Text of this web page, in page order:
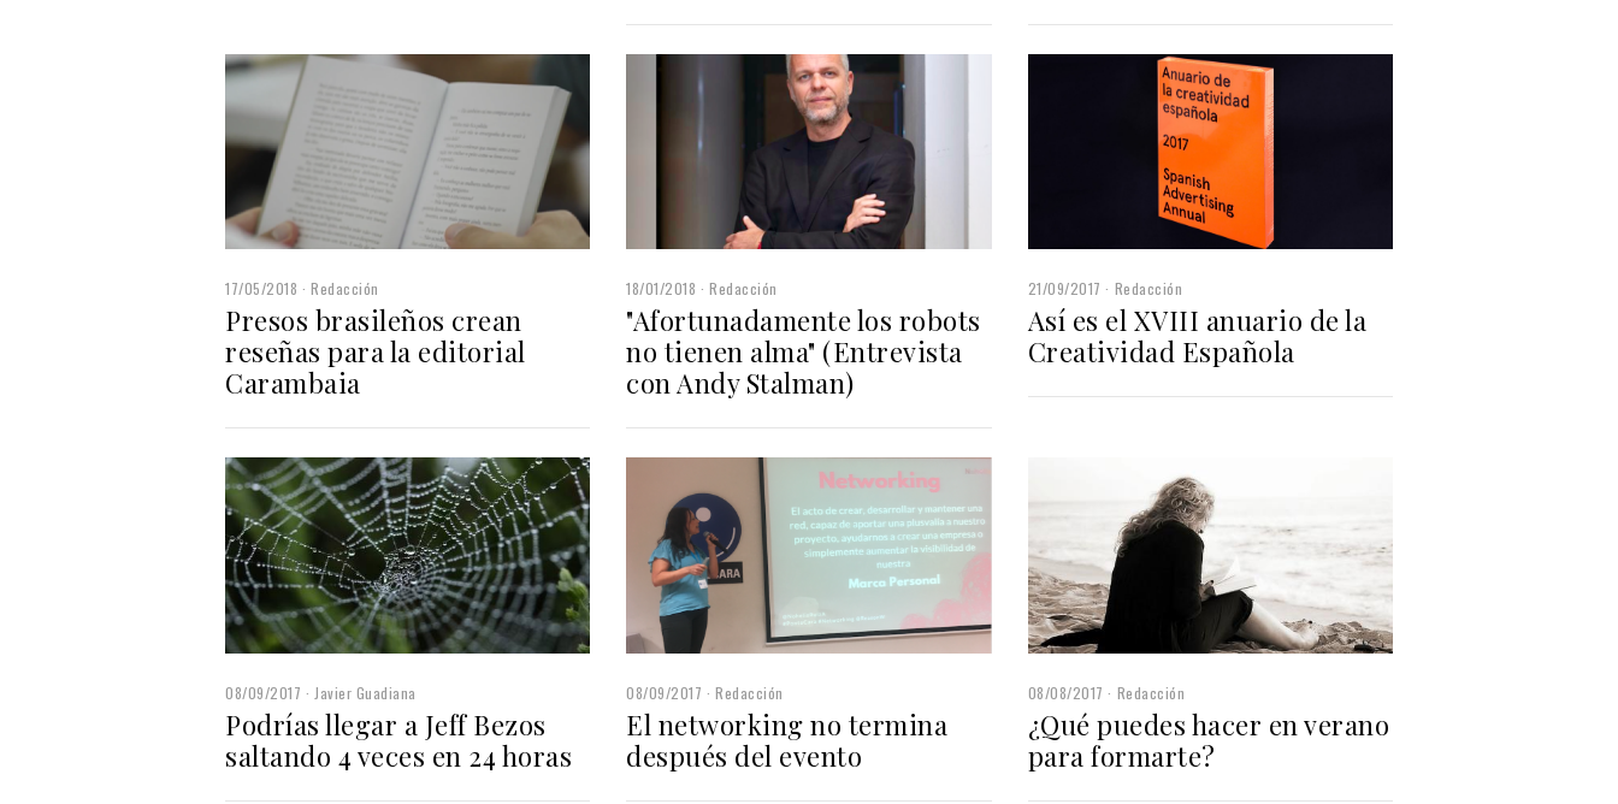
17/05/2018 Redacción
Presos brasileños crean
reseñas para la editorial
Carambaia
18/01/2018 Redacción
"Afortunadamente los robots
no tienen alma" (Entrevista
con Andy Stalman)
21/09/2017 Redacción
Así es el XVIII anuario de la
Creatividad Española
08/09/2017 Javier Guadiana
Podrías llegar a Jeff Bezos
saltando 4 veces en 24 horas
08/09/2017 Redacción
El networking no termina
después del evento
08/08/2017 Redacción
¿Qué puedes hacer en verano
para formarte?